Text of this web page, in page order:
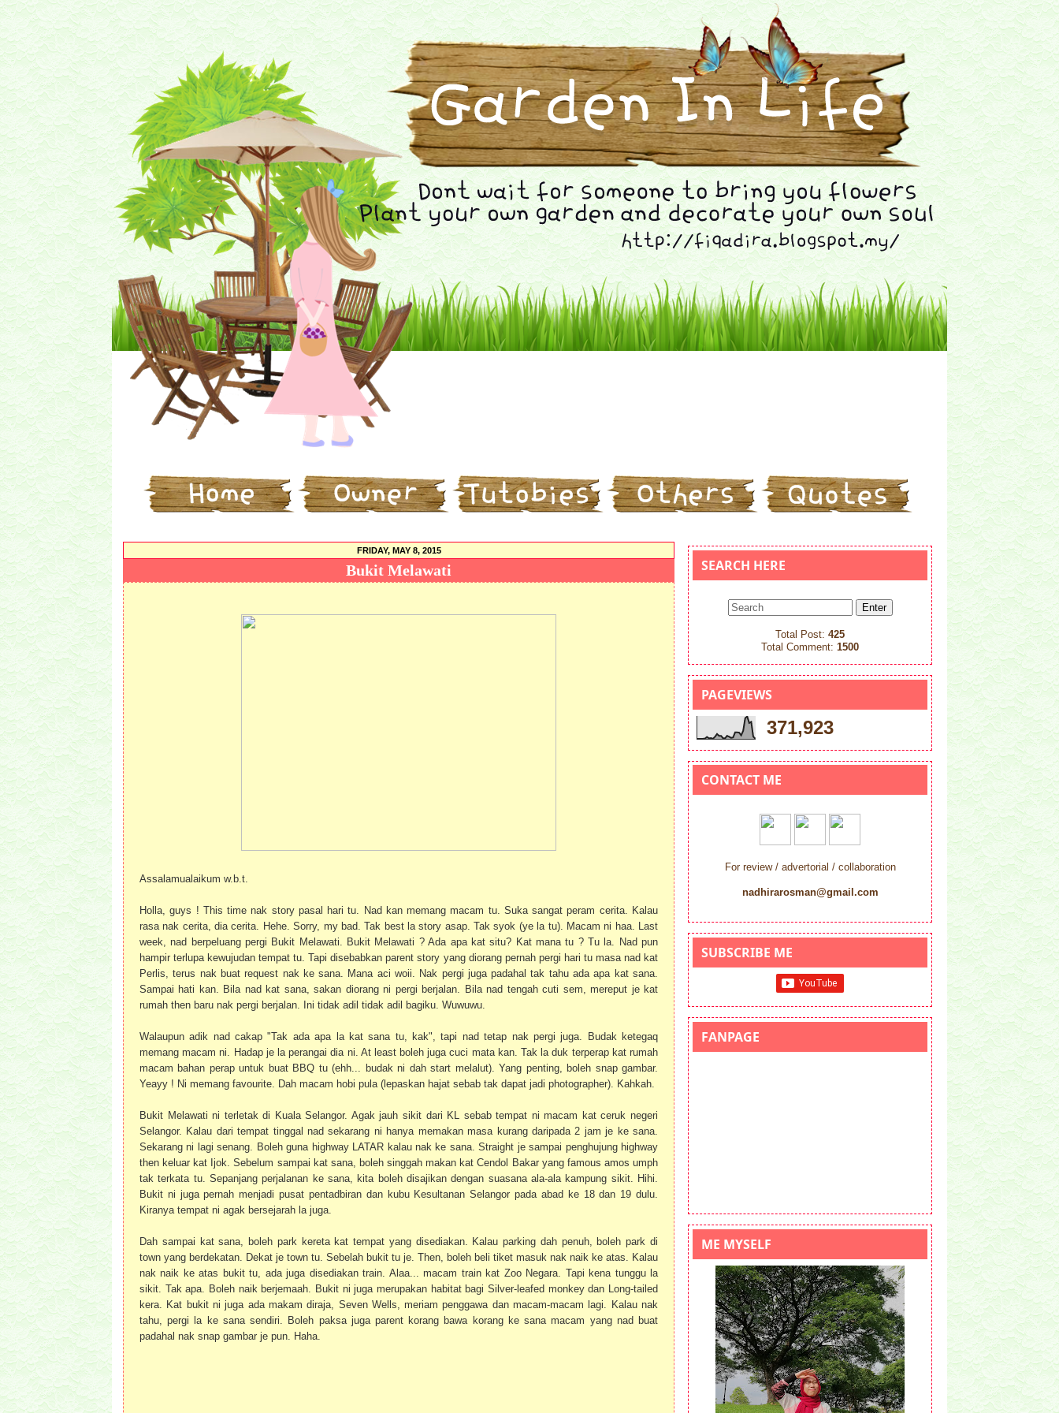
FRIDAY, MAY 8, 2015
Bukit Melawati
Assalamualaikum w.b.t.
Holla, guys ! This time nak story pasal hari tu. Nad kan memang macam tu. Suka sangat peram cerita. Kalau
rasa nak cerita, dia cerita. Hehe. Sorry, my bad. Tak best la story asap. Tak syok (ye la tu). Macam ni haa. Last
week, nad berpeluang pergi Bukit Melawati. Bukit Melawati ? Ada apa kat situ? Kat mana tu ? Tu la. Nad pun
hampir terlupa kewujudan tempat tu. Tapi disebabkan parent story yang diorang pernah pergi hari tu masa nad kat
Perlis, terus nak buat request nak ke sana. Mana aci woii. Nak pergi juga padahal tak tahu ada apa kat sana.
Sampai hati kan. Bila nad kat sana, sakan diorang ni pergi berjalan. Bila nad tengah cuti sem, mereput je kat
rumah then baru nak pergi berjalan. Ini tidak adil tidak adil bagiku. Wuwuwu.
Walaupun adik nad cakap "Tak ada apa la kat sana tu, kak", tapi nad tetap nak pergi juga. Budak ketegaq
memang macam ni. Hadap je la perangai dia ni. At least boleh juga cuci mata kan. Tak la duk terperap kat rumah
macam bahan perap untuk buat BBQ tu (ehh... budak ni dah start melalut). Yang penting, boleh snap gambar.
Yeayy ! Ni memang favourite. Dah macam hobi pula (lepaskan hajat sebab tak dapat jadi photographer). Kahkah.
Bukit Melawati ni terletak di Kuala Selangor. Agak jauh sikit dari KL sebab tempat ni macam kat ceruk negeri
Selangor. Kalau dari tempat tinggal nad sekarang ni hanya memakan masa kurang daripada 2 jam je ke sana.
Sekarang ni lagi senang. Boleh guna highway LATAR kalau nak ke sana. Straight je sampai penghujung highway
then keluar kat Ijok. Sebelum sampai kat sana, boleh singgah makan kat Cendol Bakar yang famous amos umph
tak terkata tu. Sepanjang perjalanan ke sana, kita boleh disajikan dengan suasana ala-ala kampung sikit. Hihi.
Bukit ni juga pernah menjadi pusat pentadbiran dan kubu Kesultanan Selangor pada abad ke 18 dan 19 dulu.
Kiranya tempat ni agak bersejarah la juga.
Dah sampai kat sana, boleh park kereta kat tempat yang disediakan. Kalau parking dah penuh, boleh park di
town yang berdekatan. Dekat je town tu. Sebelah bukit tu je. Then, boleh beli tiket masuk nak naik ke atas. Kalau
nak naik ke atas bukit tu, ada juga disediakan train. Alaa... macam train kat Zoo Negara. Tapi kena tunggu la
sikit. Tak apa. Boleh naik berjemaah. Bukit ni juga merupakan habitat bagi Silver-leafed monkey dan Long-tailed
kera. Kat bukit ni juga ada makam diraja, Seven Wells, meriam penggawa dan macam-macam lagi. Kalau nak
tahu, pergi la ke sana sendiri. Boleh paksa juga parent korang bawa korang ke sana macam yang nad buat
padahal nak snap gambar je pun. Haha.
SEARCH HERE
Total Post: 425
Total Comment: 1500
PAGEVIEWS
371,923
CONTACT ME
For review / advertorial / collaboration
nadhirarosman@gmail.com
SUBSCRIBE ME
FANPAGE
ME MYSELF